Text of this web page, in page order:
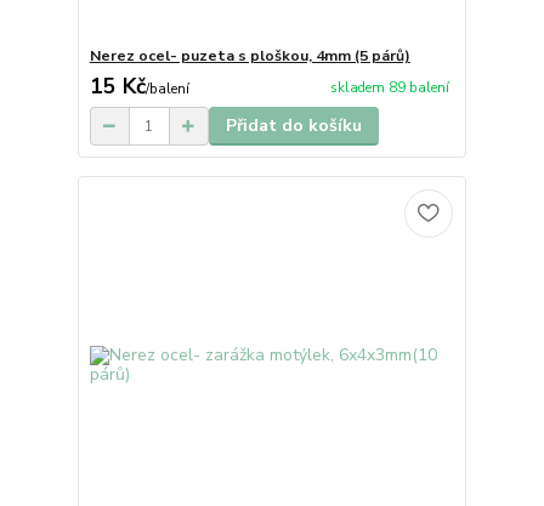
Nerez ocel- puzeta s ploškou, 4mm (5 párů)
15 Kč/balení skladem 89 balení
Přidat do košíku